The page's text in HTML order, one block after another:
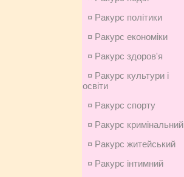
¤ Ракурс політики
¤ Ракурс економiки
¤ Ракурс здоров'я
¤ Ракурс культури і
освіти
¤ Ракурс спорту
¤ Ракурс кримінальний
¤ Ракурс житейський
¤ Ракурс інтимний